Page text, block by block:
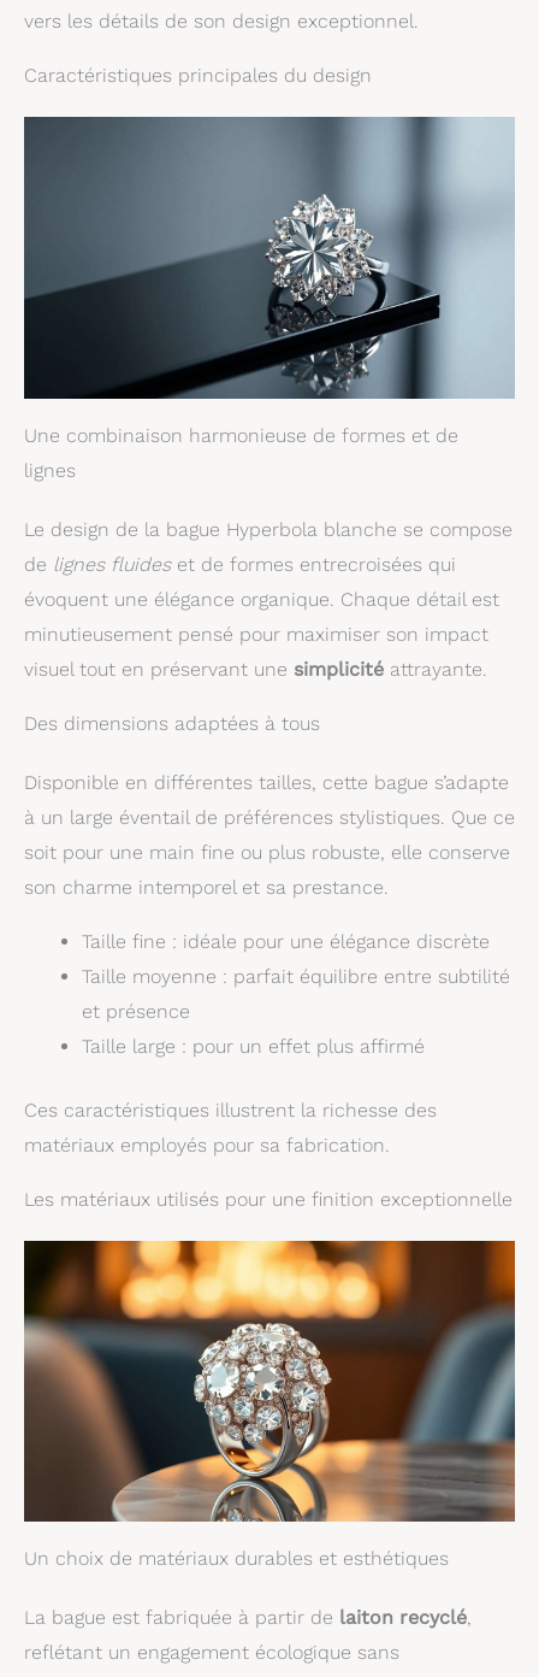
vers les détails de son design exceptionnel.
Caractéristiques principales du design
Une combinaison harmonieuse de formes et de
lignes
Le design de la bague Hyperbola blanche se compose
de lignes fluideset de formes entrecroisées qui
évoquent une élégance organique. Chaque détail est
minutieusement pensé pour maximiser son impact
visuel tout en préservant une simplicité attrayante.
Des dimensions adaptées à tous
Disponible en différentes tailles, cette bague s’adapte
à un large éventail de préférences stylistiques. Que ce
soit pour une main fine ou plus robuste, elle conserve
son charme intemporel et sa prestance.
Taille fine : idéale pour une élégance discrète
Taille moyenne : parfait équilibre entre subtilité
et présence
Taille large : pour un effet plus affirmé
Ces caractéristiques illustrent la richesse des
matériaux employés pour sa fabrication.
Les matériaux utilisés pour une finition exceptionnelle
Un choix de matériaux durables et esthétiques
La bague est fabriquée à partir de laiton recyclé
reflétant un engagement écologique sans